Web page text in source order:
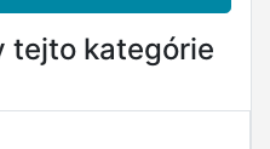
tejto kategórie